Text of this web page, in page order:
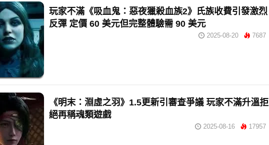
玩家不滿《吸血鬼：惡夜獵殺血族2》氏族收費引發激烈
反彈 定價 60 美元但完整體驗需 90 美元
2025-08-20 7687
《明末：淵虛之羽》1.5更新引審查爭議 玩家不滿升溫拒
絕再稱魂類遊戲
2025-08-16 17957